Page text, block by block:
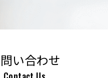
い合わせ